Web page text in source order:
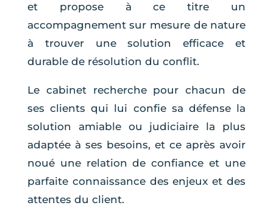
et propose à ce titre un
accompagnement sur mesure de nature
à trouver une solution efficace et
durable de résolution du conflit.
Le cabinet recherche pour chacun de
ses clients qui lui confie sa défense la
solution amiable ou judiciaire la plus
adaptée à ses besoins, et ce après avoir
noué une relation de confiance et une
parfaite connaissance des enjeux et des
attentes du client.